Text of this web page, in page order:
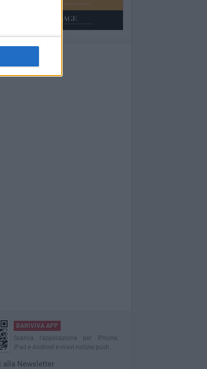
BARIVIVA APP
Scarica l'applicazione per iPhone,
iPad e Android e ricevi notizie push
alla Newsletter